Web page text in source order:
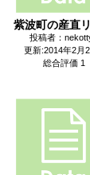
紫波町の産直
投稿者：
更新:2014年2月
総合評価 1